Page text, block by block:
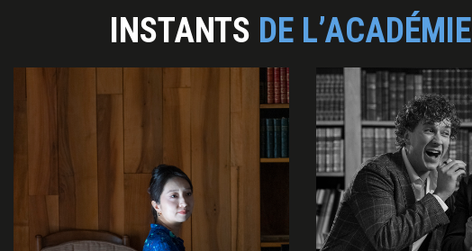
INSTANTS DE L’ACADÉMIE